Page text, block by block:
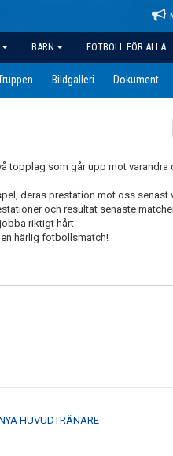
BARN FOTBOLL FÖR ALLA
Bildgalleri Dokument
topplag som går upp mot varandra
deras prestation mot oss senast
och resultat senaste
riktigt hårt.
härlig fotbollsmatch!
HUVUDTRÄNARE